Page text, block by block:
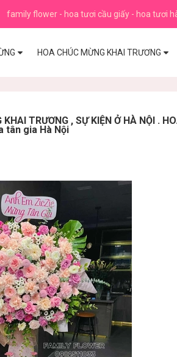
family flower - hoa tươi cầu giấy - hoa tươi
HOA CHÚC MỪNG KHAI TRƯƠNG
TRƯƠNG , SỰ KIỆN Ở HÀ NỘI .
tân gia Hà Nội